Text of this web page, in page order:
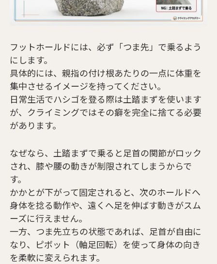
フットホールドには、必ず「つま先」で乗るよう
にします。
具体的には、親指の付け根あたりの一点に体重を
集中させるイメージを持ってください。
日常生活でハシゴを登る際は土踏まずを使います
が、クライミングではその癖を完全に捨てる必要
があります。
なぜなら、土踏まずで乗ると足首の関節がロック
され、膝や腰の動きが制限されてしまうからで
す。
かかとが下がって固定されると、次のホールドへ
身体を捻る動作や、遠くへ足を伸ばす動きがスム
ーズに行えません。
一方、つま先立ちの状態であれば、足首が自由に
なり、ピボット（軸足回転）を使って身体の向き
を柔軟に変えられます。